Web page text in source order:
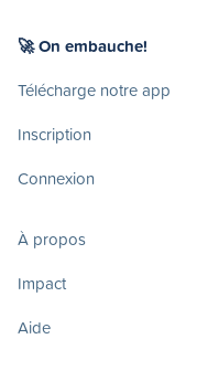
🚀 On embauche!
Télécharge notre app
Inscription
Connexion
À propos
Impact
Aide